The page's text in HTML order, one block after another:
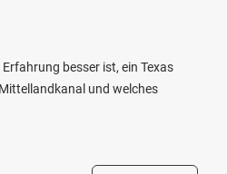
besser ist, ein Texas
und welches